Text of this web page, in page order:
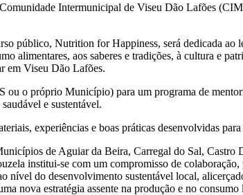
Intermunicipal de Viseu Dão Lafões
público, Nutrition for Happiness, será dedicada
alimentares, aos saberes e tradições, à cultura e
em Viseu Dão Lafões.
ou o próprio Município) para um programa de
e sustentável.
experiências e boas práticas desenvolvidas
de Aguiar da Beira, Carregal do Sal, Castro
institui-se com um compromisso de
nível do desenvolvimento sustentável local,
nova estratégia assente na produção e no